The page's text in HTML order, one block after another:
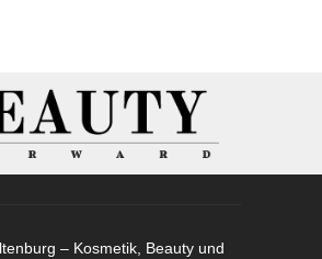
– Kosmetik, Beauty und